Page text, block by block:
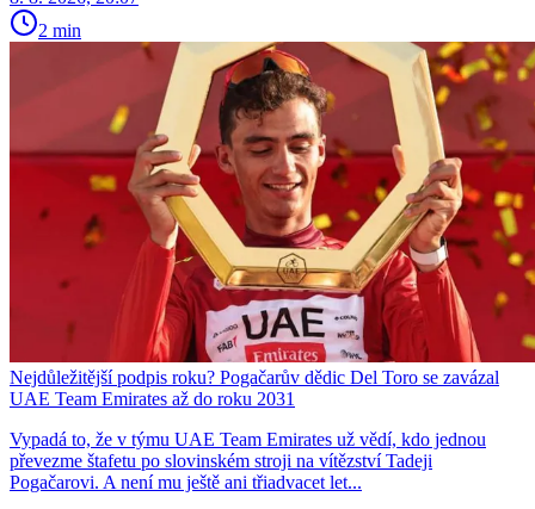
2 min
Nejdůležitější podpis roku? Pogačarův dědic Del Toro se zavázal
UAE Team Emirates až do roku 2031
Vypadá to, že v týmu UAE Team Emirates už vědí, kdo jednou
převezme štafetu po slovinském stroji na vítězství Tadeji
Pogačarovi. A není mu ještě ani třiadvacet let...